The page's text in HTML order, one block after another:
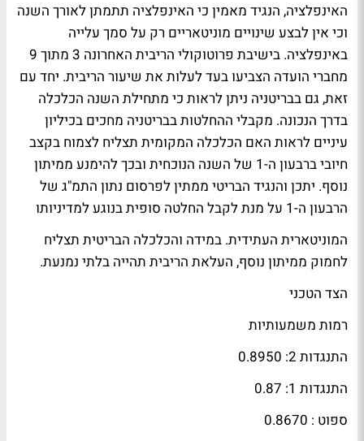
האינפלציה, הנגיד מאמין כי האינפלציה תתמתן לאורך השנה
וכי אין לבצע שינויים מוניטאריים רק על סמך עלייה
באינפלציה. בישיבת פרוטוקולי הריבית האחרונה 3 מתוך 9
מחברי הועדה הצביעו בעד לעלות את שיעור הריבית. יחד עם
זאת, גם בבריטניה ניתן לראות כי מתחילת השנה הכלכלה
בדרך הנכונה. מקבלי ההחלטות בבריטניה מחכים בכיליון
עיניים לראות האם הכלכלה המקומית תצליח לצמוח בקצב
חיובי ברבעון ה-1 של השנה הנוכחית ובכך להימנע ממיתון
נוסף. יתכן והנגיד הבריטי ממתין לפרסום נתון התמ"ג של
הרבעון ה-1 על מנת לקבל החלטה סופית בנוגע למדיניותו
המוניטארית העתידית. במידה והכלכלה הבריטית תצליח
לחמוק ממיתון נוסף, העלאת הריבית תהייה בלתי נמנעת.
הצד הטכני
רמות משמעותיות
התנגדות 2: 0.8950
התנגדות 1: 0.87
ספוט : 0.8670